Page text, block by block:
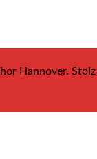
Hannover.